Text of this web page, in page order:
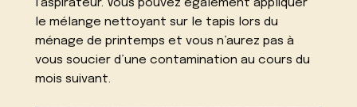
l’aspirateur. Vous pouvez également appliquer
le mélange nettoyant sur le tapis lors du
ménage de printemps et vous n’aurez pas à
vous soucier d’une contamination au cours du
mois suivant.